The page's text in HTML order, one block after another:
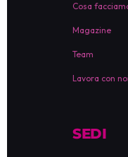
Cosa
Magazine
Team
Lavora con noi
SEDI